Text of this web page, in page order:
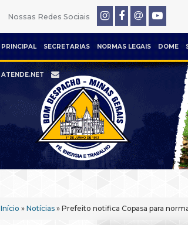
Nossas Redes Sociais
PRINCIPAL SECRETARIAS NORMAS LEGAIS DOME
ATENDE.NET
Início » Notícias » Prefeito notifica Copasa para